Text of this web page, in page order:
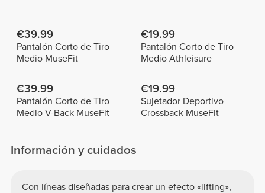
€39.99
Pantalón Corto de Tiro
Medio MuseFit
€19.99
Pantalón Corto de Tiro
Medio Athleisure
€39.99
Pantalón Corto de Tiro
Medio V-Back MuseFit
€19.99
Sujetador Deportivo
Crossback MuseFit
Información y cuidados
Con líneas diseñadas para crear un efecto «lifting»,